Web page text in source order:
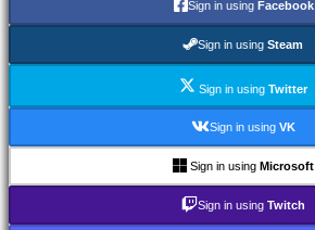
Sign in using Facebook
Sign in using Steam
Sign in using Twitter
Sign in using VK
Sign in using Microsoft
Sign in using Twitch